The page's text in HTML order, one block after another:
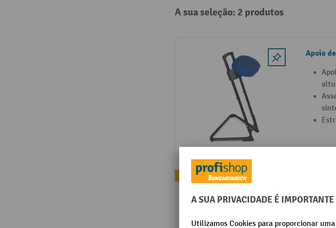
A sua seleção: 2 produtos
Apoio
Mais vendidos
PU